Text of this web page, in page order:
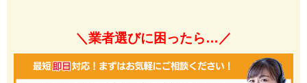
＼業者選びに困ったら…／